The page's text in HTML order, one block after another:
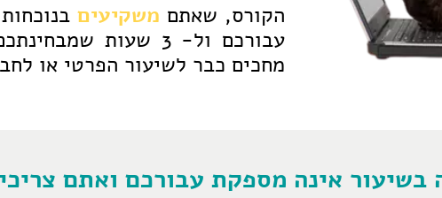
הקורס, שאתם משקיעים
עבורכם ול- 3 שעות
מחכים כבר לשיעור הפרטי או
אינה מספקת עבורכם ואתם